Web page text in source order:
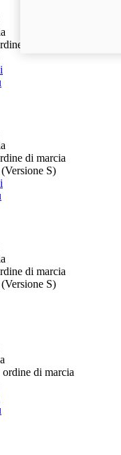
di marcia
i
di marcia
S)
i
di marcia
S)
ordine di marcia